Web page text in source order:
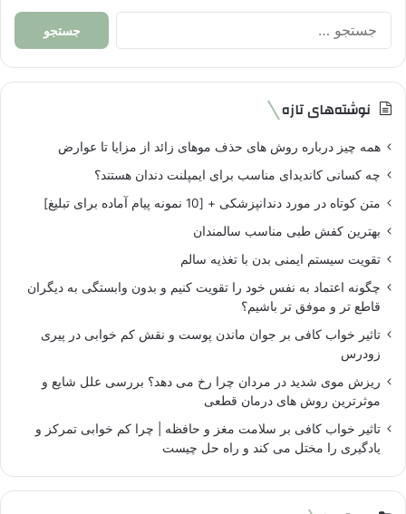
جستجو
نوشته‌های تازه
همه چیز درباره روش های حذف موهای زائد از مزایا تا عوارض
چه کسانی کاندیدای مناسب برای ایمپلنت دندان هستند؟
متن کوتاه در مورد دندانپزشکی + [10 نمونه پیام آماده برای تبلیغ]
بهترین کفش طبی مناسب سالمندان
تقویت سیستم ایمنی بدن با تغذیه سالم
چگونه اعتماد به نفس خود را تقویت کنیم و بدون وابستگی به دیگران
قاطع تر و موفق تر باشیم؟
تاثیر خواب کافی بر جوان ماندن پوست و نقش کم خوابی در پیری
زودرس
ریزش موی شدید در مردان چرا رخ می دهد؟ بررسی علل شایع و
موثرترین روش های درمان قطعی
تاثیر خواب کافی بر سلامت مغز و حافظه | چرا کم خوابی تمرکز و
یادگیری را مختل می کند و راه حل چیست